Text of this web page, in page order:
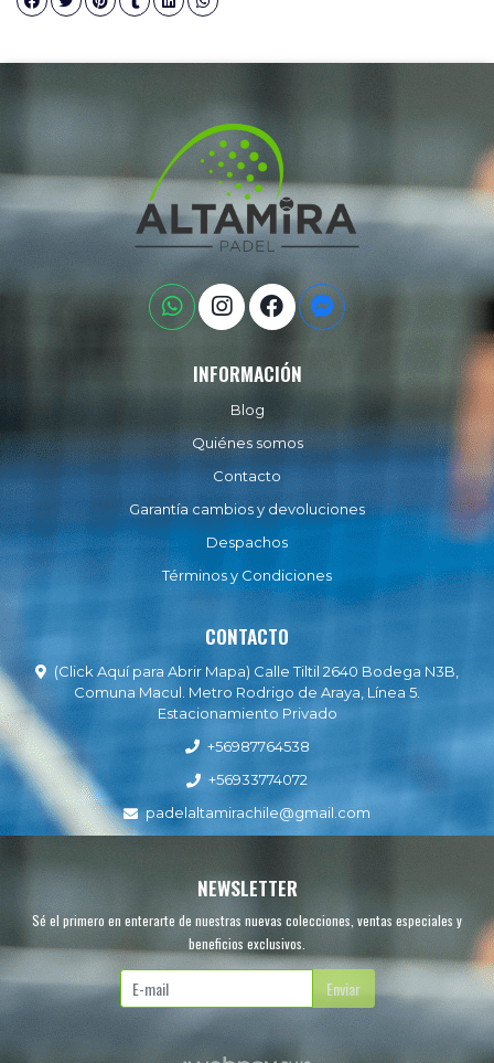
INFORMACIÓN
Blog
Quiénes somos
Contacto
Garantía cambios y devoluciones
Despachos
Términos y Condiciones
CONTACTO
(Click Aquí para Abrir Mapa) Calle Tiltil 2640 Bodega N3B,
Comuna Macul. Metro Rodrigo de Araya, Línea 5.
Estacionamiento Privado
+56987764538
+56933774072
padelaltamirachile@gmail.com
NEWSLETTER
Sé el primero en enterarte de nuestras nuevas colecciones, ventas especiales y
beneficios exclusivos.
Enviar